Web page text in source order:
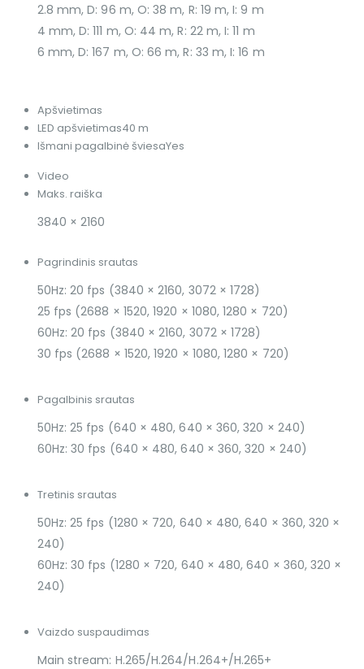
2.8 mm, D: 96 m, O: 38 m, R: 19 m, I: 9 m
4 mm, D: 111 m, O: 44 m, R: 22 m, I: 11 m
6 mm, D: 167 m, O: 66 m, R: 33 m, I: 16 m
Apšvietimas
LED apšvietimas40 m
Išmani pagalbinė šviesaYes
Video
Maks. raiška
3840 × 2160
Pagrindinis srautas
50Hz: 20 fps (3840 × 2160, 3072 × 1728)
25 fps (2688 × 1520, 1920 × 1080, 1280 × 720)
60Hz: 20 fps (3840 × 2160, 3072 × 1728)
30 fps (2688 × 1520, 1920 × 1080, 1280 × 720)
Pagalbinis srautas
50Hz: 25 fps (640 × 480, 640 × 360, 320 × 240)
60Hz: 30 fps (640 × 480, 640 × 360, 320 × 240)
Tretinis srautas
50Hz: 25 fps (1280 × 720, 640 × 480, 640 × 360, 320 ×
240)
60Hz: 30 fps (1280 × 720, 640 × 480, 640 × 360, 320 ×
240)
Vaizdo suspaudimas
Main stream: H.265/H.264/H.264+/H.265+